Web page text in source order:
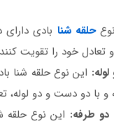
حلقه شنا بادی
خود را تقویت
این نوع حلقه شنا
و با دو دست و دو لوله،
دو طرفه: این نوع حلقه